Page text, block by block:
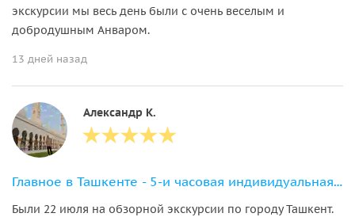
экскурсии мы весь день были с очень веселым и
добродушным Анваром.
13 дней назад
Александр К.
Главное в Ташкенте - 5-и часовая индивидуальная экскурсия
Были 22 июля на обзорной экскурсии по городу Ташкент.